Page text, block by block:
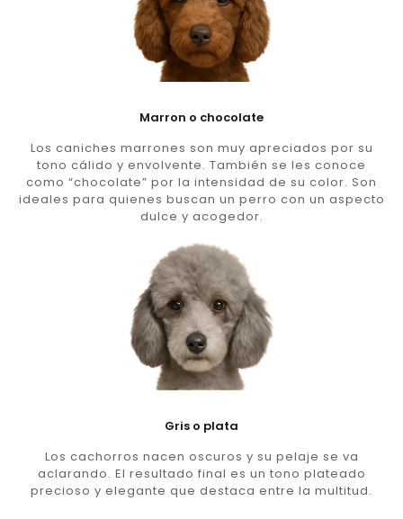
Marron o chocolate
Los caniches marrones son muy apreciados por su
tono cálido y envolvente. También se les conoce
como “chocolate” por la intensidad de su color. Son
ideales para quienes buscan un perro con un aspecto
dulce y acogedor.
Gris o plata
Los cachorros nacen oscuros y su pelaje se va
aclarando. El resultado final es un tono plateado
precioso y elegante que destaca entre la multitud.